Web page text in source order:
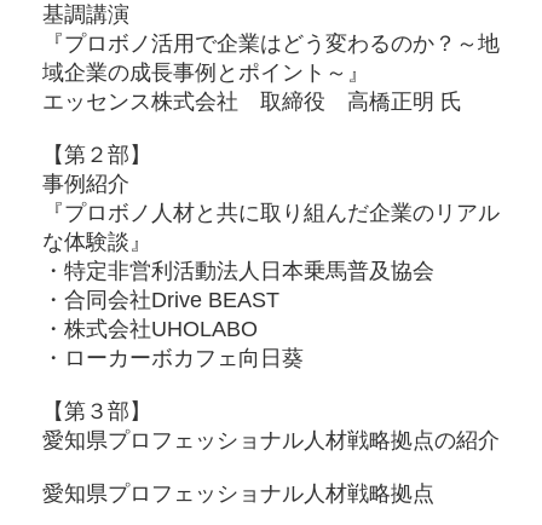
基調講演
『プロボノ活用で企業はどう変わるのか？～地
域企業の成長事例とポイント～』
エッセンス株式会社 取締役 高橋正明 氏
【第２部】
事例紹介
『プロボノ人材と共に取り組んだ企業のリアル
な体験談』
・特定非営利活動法人日本乗馬普及協会
・合同会社Drive BEAST
・株式会社UHOLABO
・ローカーボカフェ向日葵
【第３部】
愛知県プロフェッショナル人材戦略拠点の紹介
愛知県プロフェッショナル人材戦略拠点